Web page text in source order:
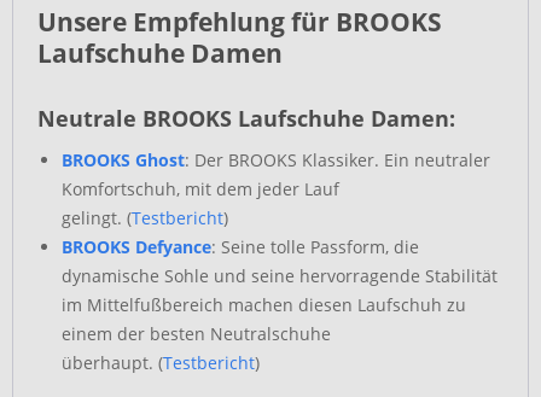
Unsere Empfehlung für BROOKS
Laufschuhe Damen
Neutrale BROOKS Laufschuhe Damen:
BROOKS Ghost: Der BROOKS Klassiker. Ein neutraler
Komfortschuh, mit dem jeder Lauf
gelingt. (Testbericht)
BROOKS Defyance: Seine tolle Passform, die
dynamische Sohle und seine hervorragende Stabilität
im Mittelfußbereich machen diesen Laufschuh zu
einem der besten Neutralschuhe
überhaupt. (Testbericht)